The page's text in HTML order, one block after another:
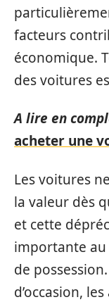
facteurs
économique.
des voitures
A lire en
acheter une
Les voitures
la valeur dès
et cette
importante au
de
d’occasion,